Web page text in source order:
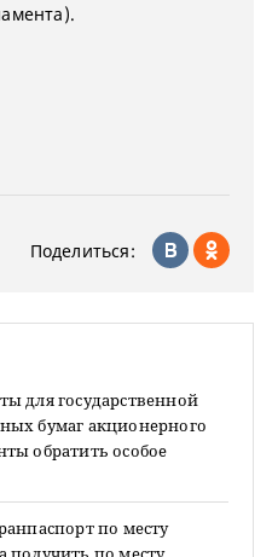
Поделиться:
для государственной
бумаг акционерного
обратить особое
по месту